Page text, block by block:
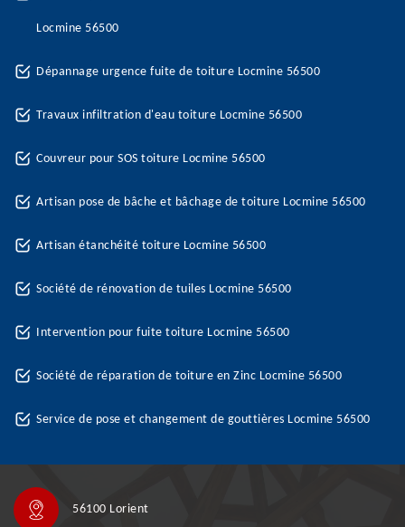
Locmine 56500
Dépannage urgence fuite de toiture Locmine 56500
Travaux infiltration d'eau toiture Locmine 56500
Couvreur pour SOS toiture Locmine 56500
Artisan pose de bâche et bâchage de toiture Locmine 56500
Artisan étanchéité toiture Locmine 56500
Société de rénovation de tuiles Locmine 56500
Intervention pour fuite toiture Locmine 56500
Société de réparation de toiture en Zinc Locmine 56500
Service de pose et changement de gouttières Locmine 56500
56100 Lorient